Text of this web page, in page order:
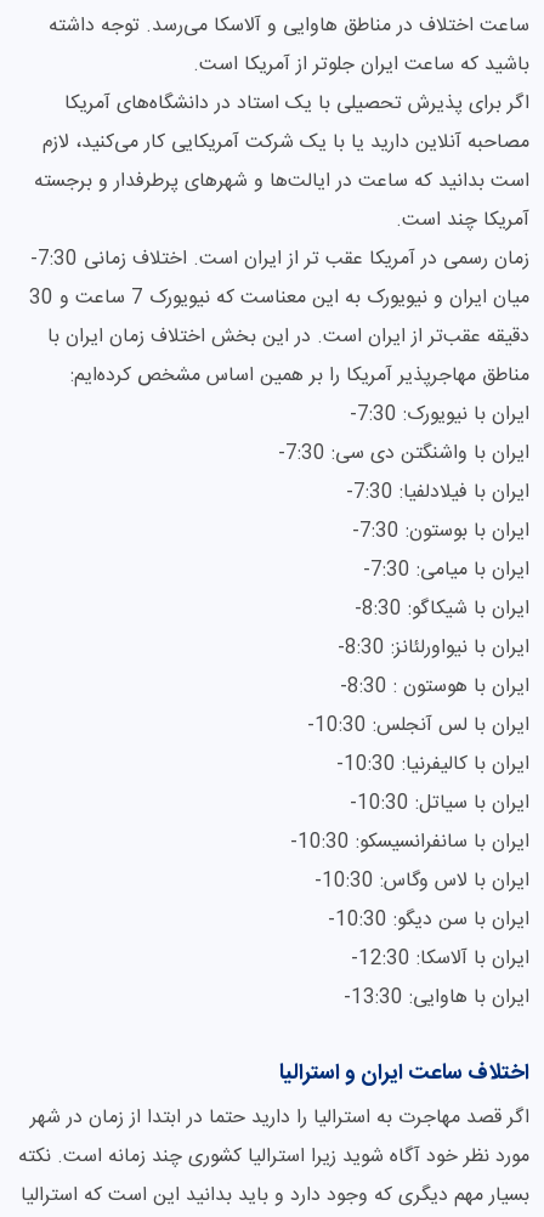
ساعت اختلاف در مناطق هاوایی و آلاسکا می‌رسد. توجه داشته
باشید که ساعت ایران جلوتر از آمریکا است.
اگر برای پذیرش تحصیلی با یک استاد در دانشگاه‌های آمریکا
مصاحبه آنلاین دارید یا با یک شرکت آمریکایی کار می‌کنید، لازم
است بدانید که ساعت در ایالت‌ها و شهرهای پرطرفدار و برجسته
آمریکا چند است.
زمان رسمی در آمریکا عقب تر از ایران است. اختلاف زمانی 7:30-
میان ایران و نیویورک به این معناست که نیویورک 7 ساعت و 30
دقیقه عقب‌تر از ایران است. در این بخش اختلاف زمان ایران با
مناطق مهاجرپذیر آمریکا را بر همین اساس مشخص کرده‌ایم:
ایران با نیویورک: 7:30-
ایران با واشنگتن دی سی: 7:30-
ایران با فیلادلفیا: 7:30-
ایران با بوستون: 7:30-
ایران با میامی: 7:30-
ایران با شیکاگو: 8:30-
ایران با نیواورلئانز: 8:30-
ایران با هوستون : 8:30-
ایران با لس آنجلس: 10:30-
ایران با کالیفرنیا: 10:30-
ایران با سیاتل: 10:30-
ایران با سانفرانسیسکو: 10:30-
ایران با لاس وگاس: 10:30-
ایران با سن دیگو: 10:30-
ایران با آلاسکا: 12:30-
ایران با هاوایی: 13:30-
اختلاف ساعت ایران و استرالیا
اگر قصد مهاجرت به استرالیا را دارید حتما در ابتدا از زمان در شهر
مورد نظر خود آگاه شوید زیرا استرالیا کشوری چند زمانه است. نکته
بسیار مهم دیگری که وجود دارد و باید بدانید این است که استرالیا